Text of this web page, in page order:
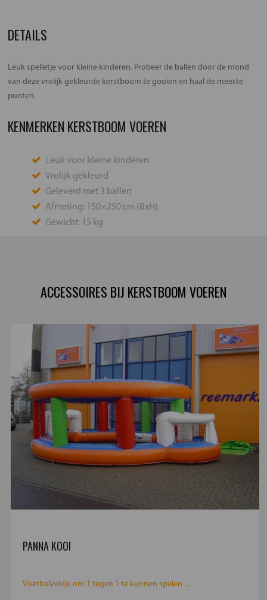
DETAILS
Leuk spelletje voor kleine kinderen. Probeer de ballen door de mond
van deze vrolijk gekleurde kerstboom te gooien en haal de meeste
punten.
KENMERKEN KERSTBOOM VOEREN
Leuk voor kleine kinderen
Vrolijk gekleurd
Geleverd met 3 ballen
Afmeting: 150×250 cm (BxH)
Gewicht: 15 kg
ACCESSOIRES BIJ KERSTBOOM VOEREN
PANNA KOOI
Voetbalveldje om 1 tegen 1 te kunnen spelen ...